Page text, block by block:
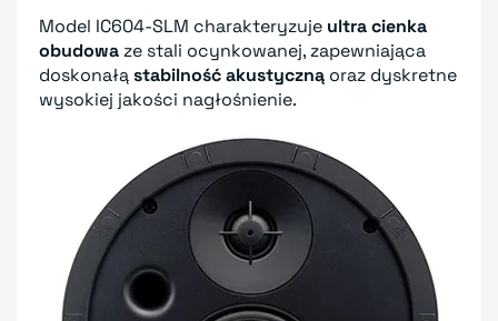
Model IC604-SLM charakteryzuje ultra cienka
obudowa ze stali ocynkowanej, zapewniająca
doskonałąstabilność akustyczną oraz dyskretne
wysokiej jakości nagłośnienie.